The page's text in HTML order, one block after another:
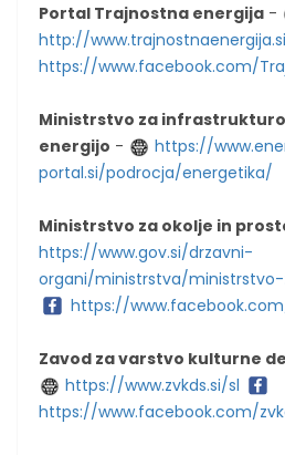
Portal Trajnostna energija -
http://
https://www.facebook.com/
Ministrstvo za
energijo -
https://
portal.si/podrocja/energetika/
Ministrstvo za okolje in
https://www.gov.si/drzavni-
organi/ministrstva/
https://
Zavod za varstvo kulturne
https://www.zvkds.si/sl
https://www.facebook.com/